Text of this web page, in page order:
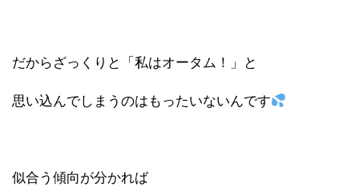
だからざっくりと「私はオータム！」と
思い込んでしまうのはもったいないんです
似合う傾向が分かれば